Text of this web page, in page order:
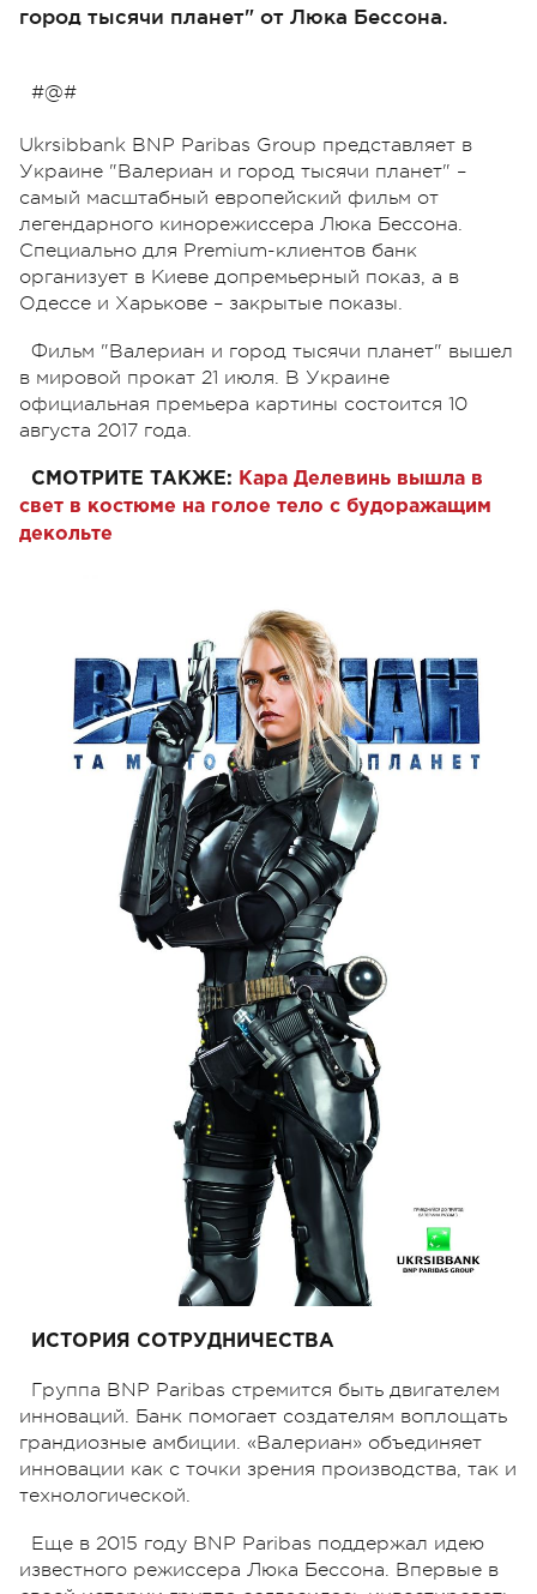
город тысячи планет" от Люка Бессона.
#@#
Ukrsibbank BNP Paribas Group представляет в
Украине "Валериан и город тысячи планет" –
самый масштабный европейский фильм от
легендарного кинорежиссера Люка Бессона.
Специально для Premium-клиентов банк
организует в Киеве допремьерный показ, а в
Одессе и Харькове – закрытые показы.
Фильм "Валериан и город тысячи планет" вышел
в мировой прокат 21 июля. В Украине
официальная премьера картины состоится 10
августа 2017 года.
СМОТРИТЕ ТАКЖЕ: Кара Делевинь вышла в
свет в костюме на голое тело с будоражащим
декольте
ИСТОРИЯ СОТРУДНИЧЕСТВА
Группа BNP Paribas стремится быть двигателем
инноваций. Банк помогает создателям воплощать
грандиозные амбиции. «Валериан» объединяет
инновации как с точки зрения производства, так и
технологической.
Еще в 2015 году BNP Paribas поддержал идею
известного режиссера Люка Бессона. Впервые в